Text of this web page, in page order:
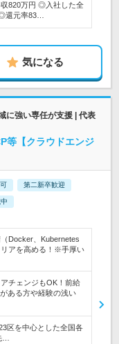
820万円 ◎入社した全
還元率83…
気になる
に強い専任が支援 | 代表
等【クラウドエンジ
第二新卒歓迎
Docker、Kubernetes
アを高める！※手厚い
チェンジもOK！前給
ある方や経験の浅い
区を中心とした全国各
…